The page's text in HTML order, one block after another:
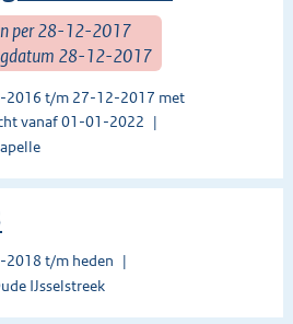
per 28-12-2017
28-12-2017
2016 t/m 27-12-2017 met
vanaf 01-01-2022
2018 t/m heden
IJsselstreek